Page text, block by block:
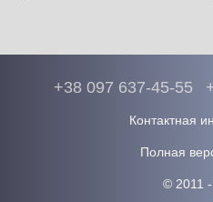
+38 097 637-45-55
Контактная
Полная
© 2011